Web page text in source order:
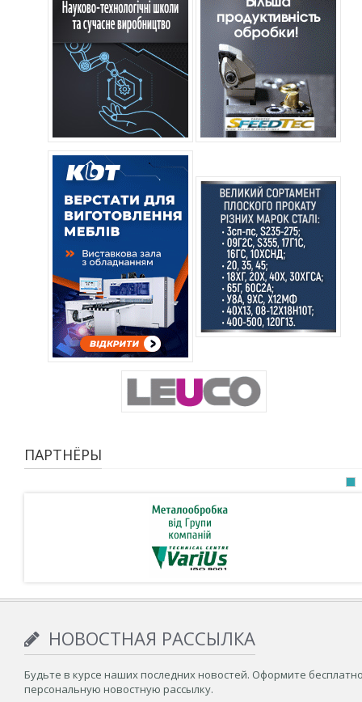
ПАРТНЁРЫ
НОВОСТНАЯ РАССЫЛКА
Будьте в курсе наших последних новостей. Оформите
персональную новостную рассылку.